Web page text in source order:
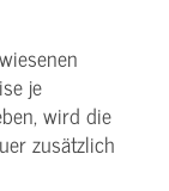
je
wird die
zusätzlich